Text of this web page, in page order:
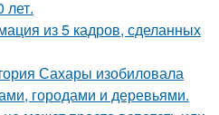
лет.
из 5 кадров, сделанных
Сахары изобиловала
городами и деревьями.